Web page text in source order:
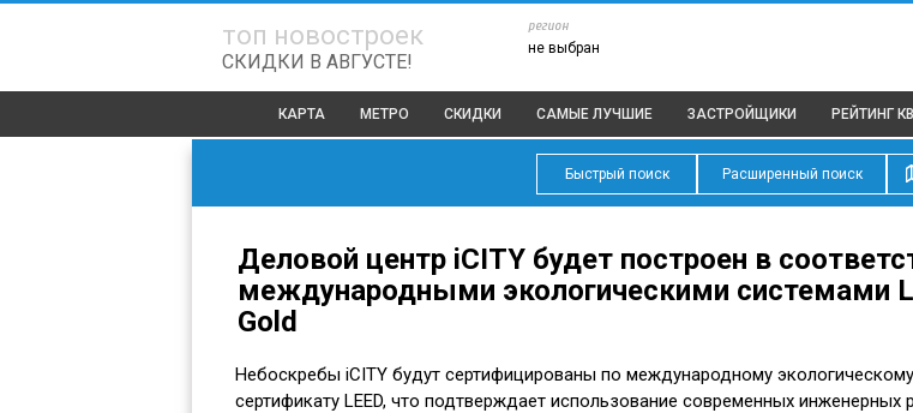
топ новостроек
СКИДКИ В АВГУСТЕ!
регион
не выбран
КАРТА МЕТРО СКИДКИ САМЫЕ ЛУЧШИЕ ЗАСТРОЙЩИКИ РЕЙТИНГ
Быстрый поиск Расширенный поиск
Деловой центр iCITY будет построен в
международными экологическими системами
Gold
Небоскребы iCITY будут сертифицированы по международному экологическому
сертификату LEED, что подтверждает использование современных инженерных